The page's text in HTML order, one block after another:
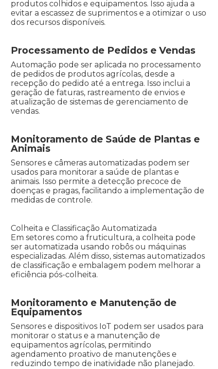
produtos colhidos e equipamentos. Isso ajuda a
evitar a escassez de suprimentos e a otimizar o uso
dos recursos disponíveis.
Processamento de Pedidos e Vendas
Automação pode ser aplicada no processamento
de pedidos de produtos agrícolas, desde a
recepção do pedido até a entrega. Isso inclui a
geração de faturas, rastreamento de envios e
atualização de sistemas de gerenciamento de
vendas.
Monitoramento de Saúde de Plantas e
Animais
Sensores e câmeras automatizadas podem ser
usados para monitorar a saúde de plantas e
animais. Isso permite a detecção precoce de
doenças e pragas, facilitando a implementação de
medidas de controle.
Colheita e Classificação Automatizada
Em setores como a fruticultura, a colheita pode
ser automatizada usando robôs ou máquinas
especializadas. Além disso, sistemas automatizados
de classificação e embalagem podem melhorar a
eficiência pós-colheita.
Monitoramento e Manutenção de
Equipamentos
Sensores e dispositivos IoT podem ser usados para
monitorar o status e a manutenção de
equipamentos agrícolas, permitindo
agendamento proativo de manutenções e
reduzindo tempo de inatividade não planejado.